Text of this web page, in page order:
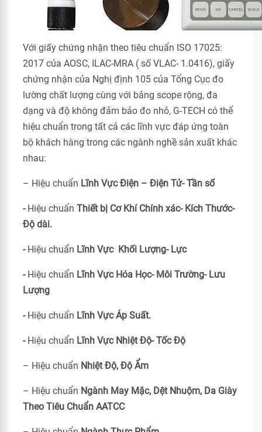
Với giấy chứng nhận theo tiêu chuẩn ISO 17025:
2017 của AOSC, ILAC-MRA ( số VLAC- 1.0416), giấy
chứng nhận của Nghị định 105 của Tổng Cục đo
lường chất lượng cùng với bảng scope rộng, đa
dạng và độ không đảm bảo đo nhỏ, G-TECH có thể
hiệu chuẩn trong tất cả các lĩnh vực đáp ứng toàn
bộ khách hàng trong các ngành nghề sản xuất khác
nhau:
– Hiệu chuẩn Lĩnh Vực Điện – Điện Tử- Tần số
- Hiệu chuẩn Thiết bị Cơ Khí Chính xác- Kích Thước-
Độ dài.
- Hiệu chuẩn Lĩnh Vực Khối Lượng- Lực
- Hiệu chuẩn Lĩnh Vực Hóa Học- Môi Trường- Lưu
Lượng
- Hiệu chuẩn Lĩnh Vực Áp Suất.
-Hiệu chuẩn Lĩnh Vực Nhiệt Độ- Tốc Độ
– Hiệu chuẩn Nhiệt Độ, Độ Ẩm
– Hiệu chuẩn Ngành May Mặc, Dệt Nhuộm, Da Giày
Theo Tiêu Chuẩn AATCC